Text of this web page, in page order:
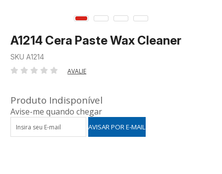
A1214 Cera Paste Wax Cleaner
SKU A1214
AVALIE
Produto Indisponível
Avise-me quando chegar